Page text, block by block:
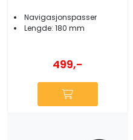
Navigasjonspasser
Lengde: 180 mm
499,-